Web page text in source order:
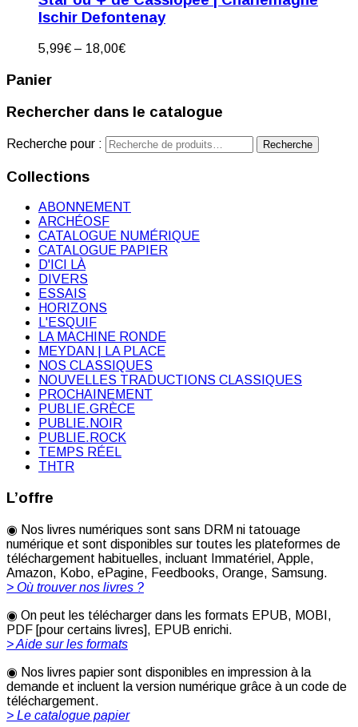
Ischir Defontenay
5,99€ – 18,00€
Panier
Rechercher dans le catalogue
Recherche pour : Recherche
Collections
ABONNEMENT
ARCHÉOSF
CATALOGUE NUMÉRIQUE
CATALOGUE PAPIER
D'ICI LÀ
DIVERS
ESSAIS
HORIZONS
L'ESQUIF
LA MACHINE RONDE
MEYDAN | LA PLACE
NOS CLASSIQUES
NOUVELLES TRADUCTIONS CLASSIQUES
PROCHAINEMENT
PUBLIE.GRÈCE
PUBLIE.NOIR
PUBLIE.ROCK
TEMPS RÉEL
THTR
L’offre
◉ Nos livres numériques sont sans DRM ni tatouage
numérique et sont disponibles sur toutes les plateformes de
téléchargement habituelles, incluant Immatériel, Apple,
Amazon, Kobo, ePagine, Feedbooks, Orange, Samsung.
> Où trouver nos livres ?
◉ On peut les télécharger dans les formats EPUB, MOBI,
PDF [pour certains livres], EPUB enrichi.
> Aide sur les formats
◉ Nos livres papier sont disponibles en impression à la
demande et incluent la version numérique grâce à un code de
téléchargement.
> Le catalogue papier